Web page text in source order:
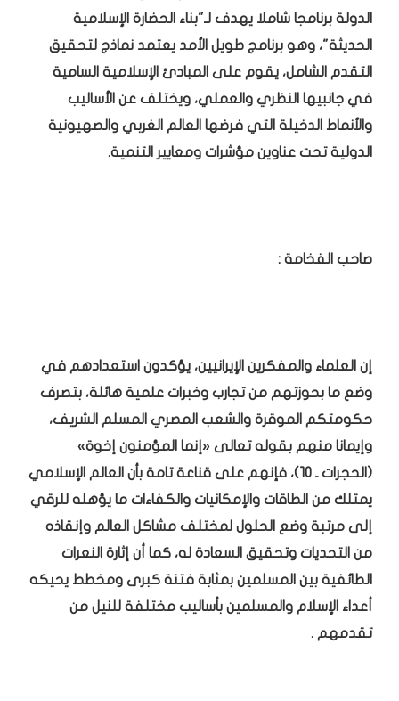
الدولة برنامجا شاملا يهدف لـ"بناء الحضارة الإسلامية
الحديثة"، وهو برنامج طويل الأمد يعتمد نماذج لتحقيق
التقدم الشامل، يقوم على المبادئ الإسلامية السامية
في جانبيها النظري والعملي، ويختلف عن الأساليب
والأنماط الدخيلة التي فرضها العالم الغربي والصهيونية
الدولية تحت عناوين مؤشرات ومعايير التنمية.
صاحب الفخامة :
إن العلماء والمفكرين الإيرانيين، يؤكدون استعدادهم في
وضع ما بحوزتهم من تجارب وخبرات علمية هائلة، بتصرف
حكومتكم الموقرة والشعب المصري المسلم الشريف،
وإيمانا منهم بقوله تعالى «إنما المؤمنون إخوة»
(الحجرات ـ 10)، فإنهم على قناعة تامة بأن العالم الإسلامي
يمتلك من الطاقات والإمكانيات والكفاءات ما يؤهله للرقي
إلى مرتبة وضع الحلول لمختلف مشاكل العالم وإنقاذه
من التحديات وتحقيق السعادة له، كما أن إثارة النعرات
الطائفية بين المسلمين بمثابة فتنة كبرى ومخطط يحيكه
أعداء الإسلام والمسلمين بأساليب مختلفة للنيل من
تقدمهم .